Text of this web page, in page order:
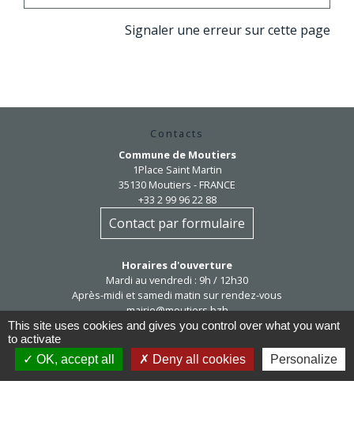
Signaler une erreur sur cette page
Contacts
Commune de Moutiers
1Place Saint Martin
35130 Moutiers - FRANCE
+33 2 99 96 22 88
Contact par formulaire
Horaires d'ouverture
Mardi au vendredi : 9h / 12h30
Après-midi et samedi matin sur rendez-vous
mairie@moutiers.bzh
This site uses cookies and gives you control over what you want
to activate
OK, accept all
Deny all cookies Personalize